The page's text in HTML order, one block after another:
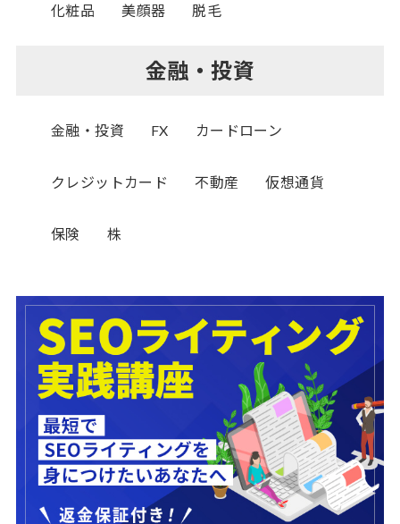
化粧品 美顔器 脱毛
金融・投資
金融・投資 FX カードローン
クレジットカード 不動産 仮想通貨
保険 株